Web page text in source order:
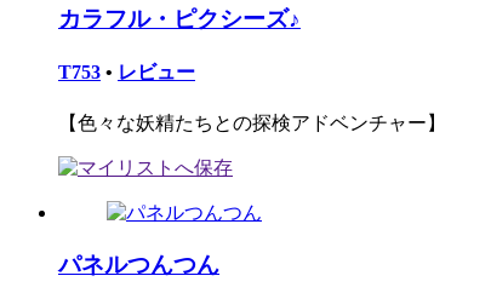
カラフル・ピクシーズ♪
T753 • レビュー
【色々な妖精たちとの探検アドベンチャー】
パネルつんつん